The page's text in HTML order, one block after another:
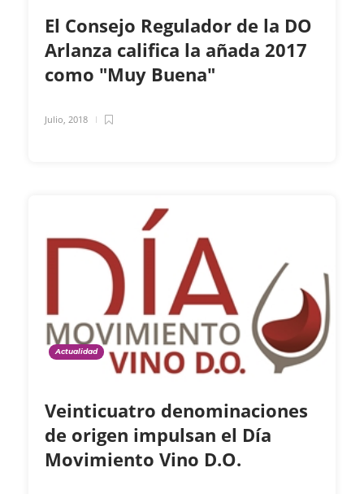
El Consejo Regulador de la DO
Arlanza califica la añada 2017
como "Muy Buena"
Julio, 2018
Actualidad
Veinticuatro denominaciones
de origen impulsan el Día
Movimiento Vino D.O.